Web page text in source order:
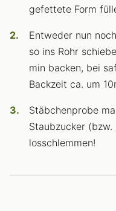
gefettete Form
Entweder nun
so ins Rohr
min backen, bei
Backzeit ca. um
Stäbchenprobe
Staubzucker
losschlemmen!